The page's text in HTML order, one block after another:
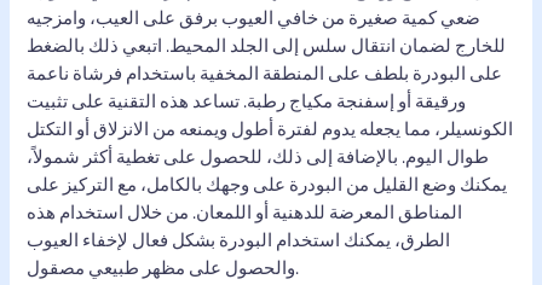
ضعي كمية صغيرة من خافي العيوب برفق على العيب، وامزجيه
للخارج لضمان انتقال سلس إلى الجلد المحيط. اتبعي ذلك بالضغط
على البودرة بلطف على المنطقة المخفية باستخدام فرشاة ناعمة
ورقيقة أو إسفنجة مكياج رطبة. تساعد هذه التقنية على تثبيت
الكونسيلر، مما يجعله يدوم لفترة أطول ويمنعه من الانزلاق أو التكتل
طوال اليوم. بالإضافة إلى ذلك، للحصول على تغطية أكثر شمولاً،
يمكنك وضع القليل من البودرة على وجهك بالكامل، مع التركيز على
المناطق المعرضة للدهنية أو اللمعان. من خلال استخدام هذه
الطرق، يمكنك استخدام البودرة بشكل فعال لإخفاء العيوب
والحصول على مظهر طبيعي مصقول.